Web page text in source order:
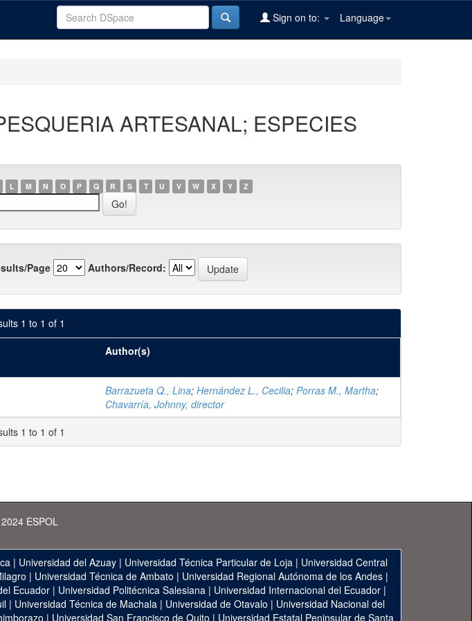
Language
Sign on to:
ARTESANAL; ESPECIES
L M N O P Q R S T U V W X Y Z
Page Authors/Record:
1 to 1 of 1
Author(s)
Barrazueta Q., Lina; Hernández L., Cecilia; Porras M., Martha;
Chavarría, Johnny, director
1 to 1 of 1
ESPOL
| Universidad del Azuay | Universidad Técnica Particular de Loja | Universidad Central
| Universidad Técnica de Ambato | Universidad Regional Autónoma de los Andes|
Ecuador| Universidad Politécnica Salesiana| Universidad Internacional del Ecuador|
| Universidad Técnica de Machala | Universidad de Otavalo | Universidad Nacional del
| Universidad San Francisco de Quito | Universidad Estatal Peninsular de Santa